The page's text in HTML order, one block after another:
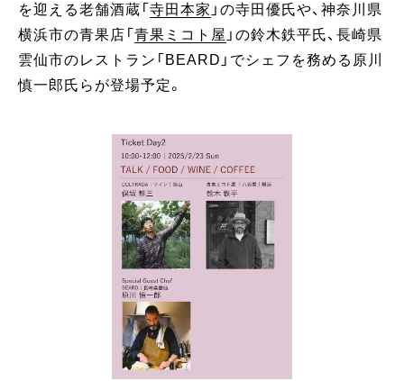
を迎える老舗酒蔵「 寺田本家 」の寺田優氏や、神奈川県
横浜市の青果店「 青果ミコト屋 」の鈴木鉄平氏、長崎県
雲仙市のレストラン「BEARD」でシェフを務める原川
慎一郎氏らが登場予定。